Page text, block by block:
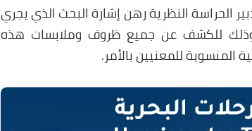
الحراسة النظرية رهن إشارة البحث الذي يجري
وذلك للكشف عن جميع ظروف وملابسات هذه
المنسوبة للمعنيين بالأمر.